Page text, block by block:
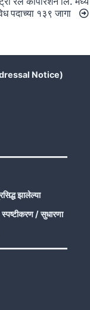
पदाच्या १३९ जागा
Notice)
झालेल्या
/ सुधारणा